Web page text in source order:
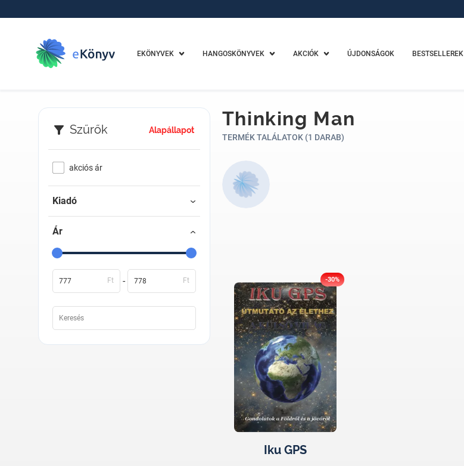
EKÖNYVEK HANGOSKÖNYVEK AKCIÓK ÚJDONSÁGOK BESTSELLEREK
Szűrők Alapállapot
akciós ár
Kiadó
Ár
Ft - Ft
Thinking Man
TERMÉK TALÁLATOK (1 DARAB)
-30%
Iku GPS